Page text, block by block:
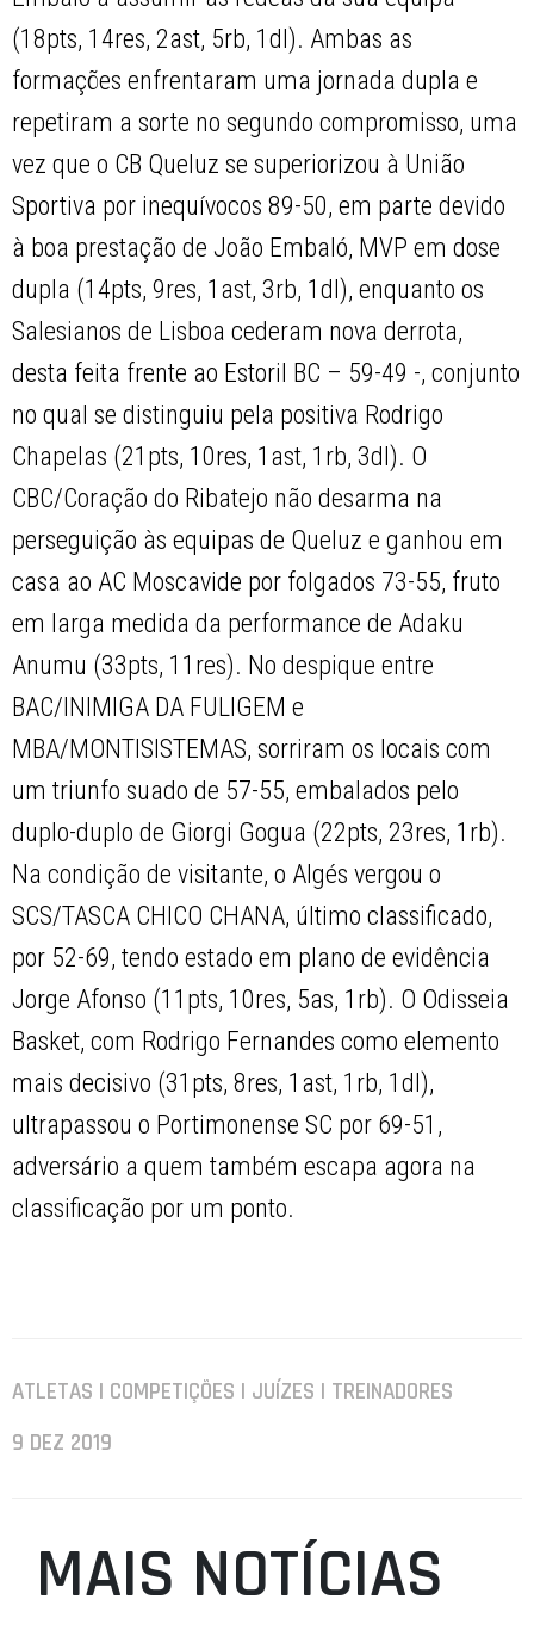
(18pts, 14res, 2ast, 5rb, 1dl). Ambas as
formações enfrentaram uma jornada dupla e
repetiram a sorte no segundo compromisso, uma
vez que o CB Queluz se superiorizou à União
Sportiva por inequívocos 89-50, em parte devido
à boa prestação de João Embaló, MVP em dose
dupla (14pts, 9res, 1ast, 3rb, 1dl), enquanto os
Salesianos de Lisboa cederam nova derrota,
desta feita frente ao Estoril BC – 59-49 -, conjunto
no qual se distinguiu pela positiva Rodrigo
Chapelas (21pts, 10res, 1ast, 1rb, 3dl). O
CBC/Coração do Ribatejo não desarma na
perseguição às equipas de Queluz e ganhou em
casa ao AC Moscavide por folgados 73-55, fruto
em larga medida da performance de Adaku
Anumu (33pts, 11res). No despique entre
BAC/INIMIGA DA FULIGEM e
MBA/MONTISISTEMAS, sorriram os locais com
um triunfo suado de 57-55, embalados pelo
duplo-duplo de Giorgi Gogua (22pts, 23res, 1rb).
Na condição de visitante, o Algés vergou o
SCS/TASCA CHICO CHANA, último classificado,
por 52-69, tendo estado em plano de evidência
Jorge Afonso (11pts, 10res, 5as, 1rb). O Odisseia
Basket, com Rodrigo Fernandes como elemento
mais decisivo (31pts, 8res, 1ast, 1rb, 1dl),
ultrapassou o Portimonense SC por 69-51,
adversário a quem também escapa agora na
classificação por um ponto.
ATLETAS | COMPETIÇÕES | JUÍZES | TREINADORES
9 DEZ 2019
MAIS NOTÍCIAS